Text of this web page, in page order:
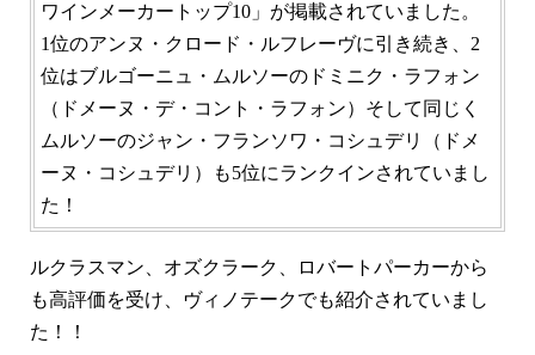
ワインメーカートップ10」が掲載されていました。
1位のアンヌ・クロード・ルフレーヴに引き続き、2
位はブルゴーニュ・ムルソーのドミニク・ラフォン
（ドメーヌ・デ・コント・ラフォン）そして同じく
ムルソーのジャン・フランソワ・コシュデリ（ドメ
ーヌ・コシュデリ）も5位にランクインされていまし
た！
ルクラスマン、オズクラーク、ロバートパーカーから
も高評価を受け、ヴィノテークでも紹介されていまし
た！！